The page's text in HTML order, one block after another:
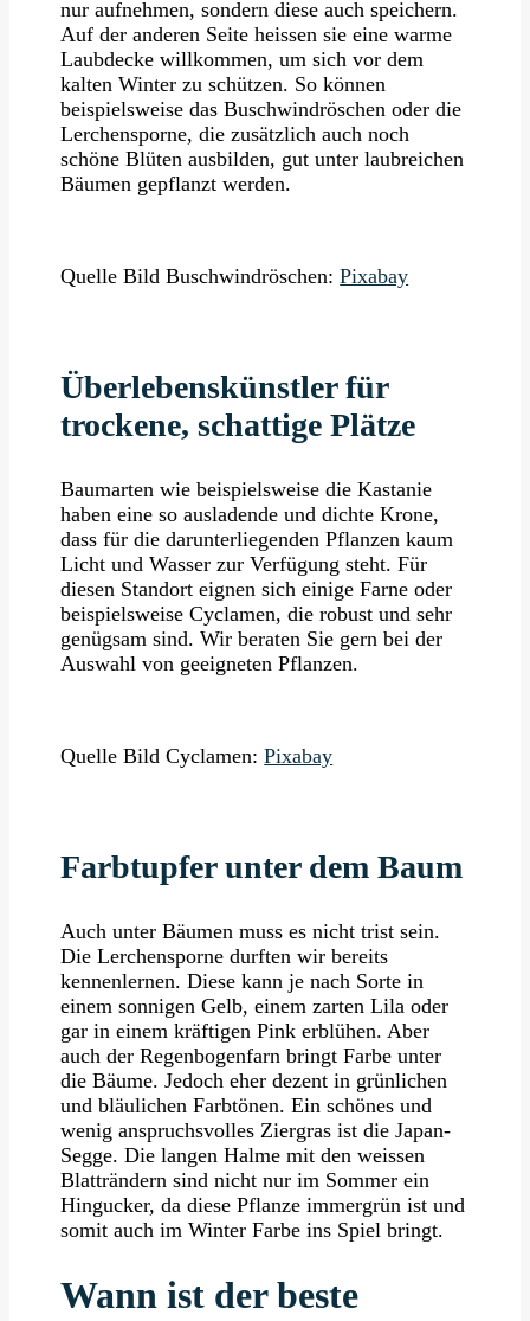
nur aufnehmen, sondern diese auch speichern.
Auf der anderen Seite heissen sie eine warme
Laubdecke willkommen, um sich vor dem
kalten Winter zu schützen. So können
beispielsweise das Buschwindröschen oder die
Lerchensporne, die zusätzlich auch noch
schöne Blüten ausbilden, gut unter laubreichen
Bäumen gepflanzt werden.
Quelle Bild Buschwindröschen:Pixabay
Überlebenskünstler für
trockene, schattige Plätze
Baumarten wie beispielsweise die Kastanie
haben eine so ausladende und dichte Krone,
dass für die darunterliegenden Pflanzen kaum
Licht und Wasser zur Verfügung steht. Für
diesen Standort eignen sich einige Farne oder
beispielsweise Cyclamen, die robust und sehr
genügsam sind. Wir beraten Sie gern bei der
Auswahl von geeigneten Pflanzen.
Quelle Bild Cyclamen:Pixabay
Farbtupfer unter dem Baum
Auch unter Bäumen muss es nicht trist sein.
Die Lerchensporne durften wir bereits
kennenlernen. Diese kann je nach Sorte in
einem sonnigen Gelb, einem zarten Lila oder
gar in einem kräftigen Pink erblühen. Aber
auch der Regenbogenfarn bringt Farbe unter
die Bäume. Jedoch eher dezent in grünlichen
und bläulichen Farbtönen. Ein schönes und
wenig anspruchsvolles Ziergras ist die Japan-
Segge. Die langen Halme mit den weissen
Blatträndern sind nicht nur im Sommer ein
Hingucker, da diese Pflanze immergrün ist und
somit auch im Winter Farbe ins Spiel bringt.
Wann ist der beste